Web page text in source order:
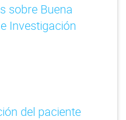
sobre Buena
Investigación
del paciente